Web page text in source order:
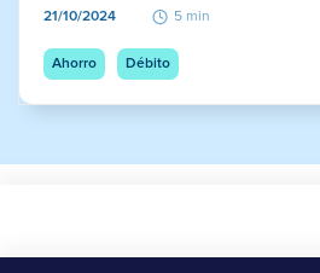
21/10/2024 5 min
Ahorro Débito